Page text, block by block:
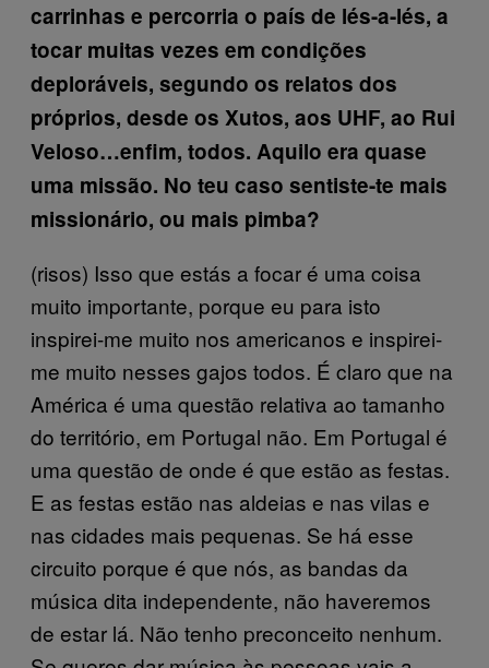
carrinhas e percorria o país de lés-a-lés, a
tocar muitas vezes em condições
deploráveis, segundo os relatos dos
próprios, desde os Xutos, aos UHF, ao Rui
Veloso…enfim, todos. Aquilo era quase
uma missão. No teu caso sentiste-te mais
missionário, ou mais pimba?
(risos) Isso que estás a focar é uma coisa
muito importante, porque eu para isto
inspirei-me muito nos americanos e inspirei-
me muito nesses gajos todos. É claro que na
América é uma questão relativa ao tamanho
do território, em Portugal não. Em Portugal é
uma questão de onde é que estão as festas.
E as festas estão nas aldeias e nas vilas e
nas cidades mais pequenas. Se há esse
circuito porque é que nós, as bandas da
música dita independente, não haveremos
de estar lá. Não tenho preconceito nenhum.